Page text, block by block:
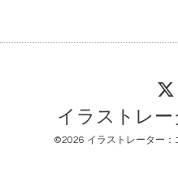
イラストレ
©2026 イラストレーター：